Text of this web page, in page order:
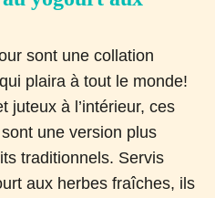
sont une collation
plaira à tout le monde!
juteux à l’intérieur, ces
une version plus
traditionnels. Servis
aux herbes fraîches, ils